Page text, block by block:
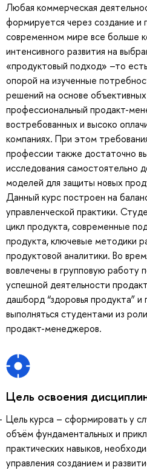
Любая коммерческая
формируется через создание и
современном мире все больше
интенсивного развития на
«продуктовый подход» –то
опорой на изученные
решений на основе
профессиональный продакт-
востребованных и высоко
компаниях. При этом
профессии также достаточно
исследования самостоятельно
моделей для защиты новых
Данный курс построен на
управленческой практики.
цикл продукта, современные
продукта, ключевые методики
продуктовой аналитики. Во
вовлечены в групповую работу
успешной деятельности
дашборд “здоровья продукта”
выполняться студентами из
продакт-менеджеров.
Цель освоения
Цель курса – сформировать у
объём фундаментальных и
практических навыков,
управления созданием и